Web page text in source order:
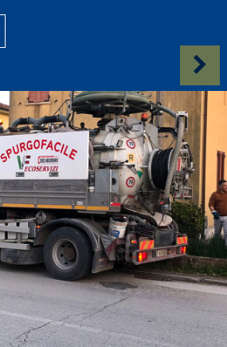
Risolviamo tutti i problemi di
manutenzione di fosse
CONTATTACI